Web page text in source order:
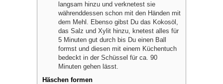
langsam hinzu und verknetest sie
währenddessen schon mit den Händen mit
dem Mehl. Ebenso gibst Du das Kokosöl,
das Salz und Xylit hinzu, knetest alles für
5 Minuten gut durch bis Du einen Ball
formst und diesen mit einem Küchentuch
bedeckt in der Schüssel für ca. 90
Minuten gehen lässt.
Häschen formen